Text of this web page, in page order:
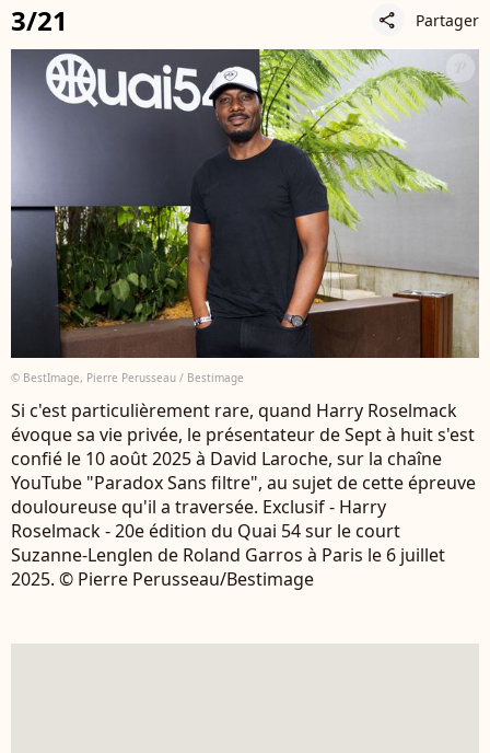
3/21 share Partager
© BestImage, Pierre Perusseau / Bestimage
Si c'est particulièrement rare, quand Harry Roselmack
évoque sa vie privée, le présentateur de Sept à huit s'est
confié le 10 août 2025 à David Laroche, sur la chaîne
YouTube "Paradox Sans filtre", au sujet de cette épreuve
douloureuse qu'il a traversée. Exclusif - Harry
Roselmack - 20e édition du Quai 54 sur le court
Suzanne-Lenglen de Roland Garros à Paris le 6 juillet
2025. © Pierre Perusseau/Bestimage